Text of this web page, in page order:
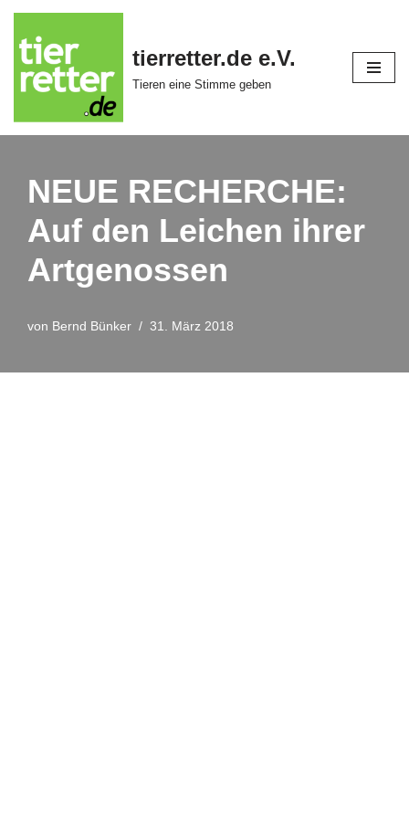
Zum
Inhalt
springen
tierretter.de e.V.
Tieren eine Stimme geben
NEUE RECHERCHE:
Auf den Leichen ihrer
Artgenossen
von Bernd Bünker 31. März 2018